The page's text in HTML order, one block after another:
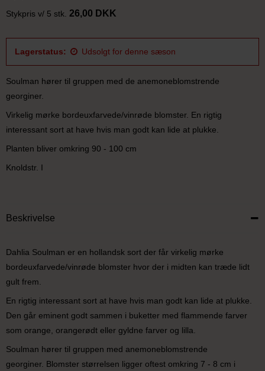
Stykpris v/ 5 stk. 26,00 DKK
Lagerstatus: Udsolgt for denne sæson
Soulman hører til gruppen med de anemoneblomstrende
georginer.
Virkelig mørke bordeuxfarvede/vinrøde blomster. En rigtig
interessant sort at have hvis man godt kan lide at plukke.
Planten bliver omkring 90 - 100 cm
Knoldstr. I
Beskrivelse
Dahlia Soulman er en hollandsk sort der får virkelig mørke
bordeuxfarvede/vinrøde blomster hvor der i midten kan træde lidt
gult frem.
En rigtig interessant sort at have hvis man godt kan lide at plukke.
Den går eminent godt sammen i buketter med flammende farver
som orange, orangerødt eller gyldne farver og lilla.
Soulman hører til gruppen med anemoneblomstrende
georginer. Blomster størrelsen ligger oftest omkring 7 - 8 cm i